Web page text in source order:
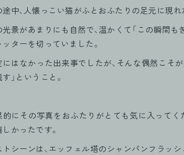
途中、人懐っこい猫がふとおふたりの足元に現れ
光景があまりにも自然で、温かくて「この瞬間
ターを切っていました。
にはなかった出来事でしたが、そんな偶然こそ
」ということ。
的にその写真をおふたりがとても気に入って
かったです。
トシーンは、エッフェル塔のシャンパンフラッ